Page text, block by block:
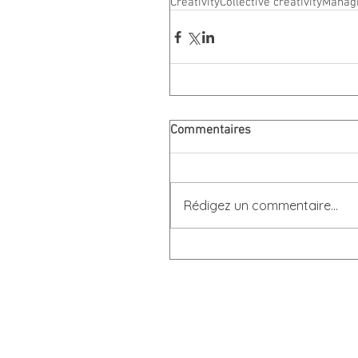
Commentaires
Rédigez un commentaire...